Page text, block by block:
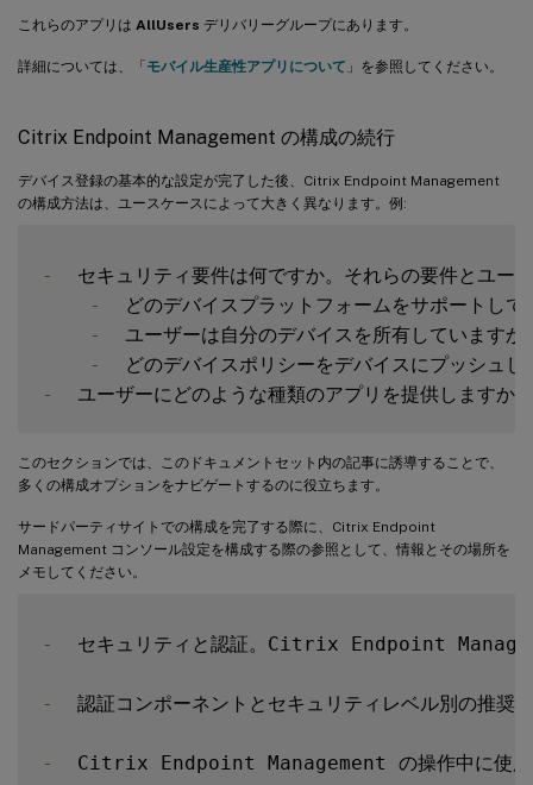
これらのアプリは AllUsers デリバリーグループにあります。
詳細については、「モバイル生産性アプリについて 」を参照してください。
Citrix Endpoint Management の構成の続行
デバイス登録の基本的な設定が完了した後、Citrix Endpoint Management
の構成方法は、ユースケースによって大きく異なります。例:
-
セキュリティ要件は何ですか。それらの要件とユー
-
どのデバイスプラットフォームをサポートして
-
ユーザーは自分のデバイスを所有しています
-
-
このセクションでは、このドキュメントセット内の記事に誘導することで、
多くの構成オプションをナビゲートするのに役立ちます。
サードパーティサイトでの構成を完了する際に、Citrix Endpoint
Management コンソール設定を構成する際の参照として、情報とその場所を
メモしてください。
-
セキュリティと認証。Citrix Endpoint
-
認証コンポーネントとセキュリティレベル別の推奨
-
Citrix Endpoint Management の操作中に使用さ